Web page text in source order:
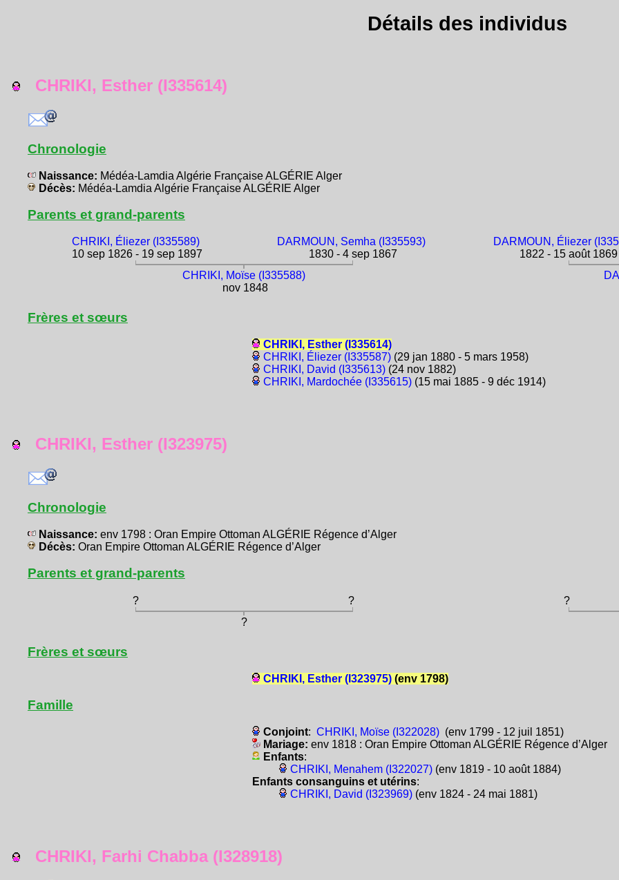
Détails des individus
CHRIKI, Esther (I335614)
Chronologie
Naissance: Médéa-Lamdia Algérie Française ALGÉRIE Alger
Décès: Médéa-Lamdia Algérie Française ALGÉRIE Alger
Parents et grand-parents
CHRIKI, Éliezer (I335589)
10 sep 1826 - 19 sep 1897
DARMOUN, Semha (I335593)
1830 - 4 sep 1867
DARMOUN, Éliezer
1822 - 15 août 1869
CHRIKI, Moïse (I335588)
nov 1848
Frères et sœurs
CHRIKI, Esther (I335614)
CHRIKI, Éliezer (I335587) (29 jan 1880 - 5 mars 1958)
CHRIKI, David (I335613) (24 nov 1882)
CHRIKI, Mardochée (I335615) (15 mai 1885 - 9 déc 1914)
CHRIKI, Esther (I323975)
Chronologie
Naissance: env 1798 : Oran Empire Ottoman ALGÉRIE Régence d’Alger
Décès: Oran Empire Ottoman ALGÉRIE Régence d’Alger
Parents et grand-parents
? ?
?
?
Frères et sœurs
CHRIKI, Esther (I323975) (env 1798)
Famille
Conjoint:CHRIKI, Moïse (I322028) (env 1799 - 12 juil 1851)
Mariage:env 1818 : Oran Empire Ottoman ALGÉRIE Régence d’Alger
Enfants:
CHRIKI, Menahem (I322027) (env 1819 - 10 août 1884)
Enfants consanguins et utérins:
CHRIKI, David (I323969) (env 1824 - 24 mai 1881)
CHRIKI, Farhi Chabba (I328918)